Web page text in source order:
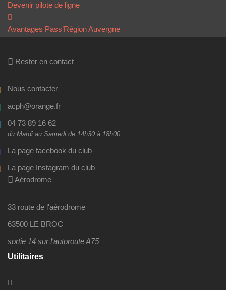
Devenir pilote de ligne
Avantages Pass’Région Auvergne
Rester en contact
Nous contacter
acph@orange.fr
04 73 89 16 62
du Mardi au Samedi de 14h30 à 18h00
La page facebook du club
La page Instagram du club
Aérodrome
33 route de l'aérodrome
63500 LE BROC
sortie 14 sur l'autoroute A75
Utilitaires